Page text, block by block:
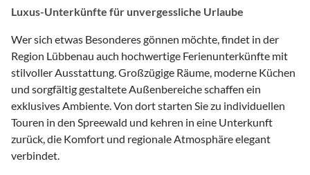
Luxus-Unterkünfte für unvergessliche Urlaube
Wer sich etwas Besonderes gönnen möchte, findet in der
Region Lübbenau auch hochwertige Ferienunterkünfte mit
stilvoller Ausstattung. Großzügige Räume, moderne Küchen
und sorgfältig gestaltete Außenbereiche schaffen ein
exklusives Ambiente. Von dort starten Sie zu individuellen
Touren in den Spreewald und kehren in eine Unterkunft
zurück, die Komfort und regionale Atmosphäre elegant
verbindet.